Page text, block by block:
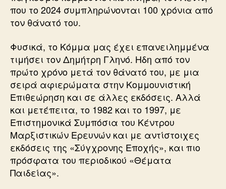
που το 2024 συμπληρώνονται 100 χρόνια από
τον θάνατό του.
Φυσικά, το Κόμμα μας έχει επανειλημμένα
τιμήσει τον Δημήτρη Γληνό. Ηδη από τον
πρώτο χρόνο μετά τον θάνατό του, με μια
σειρά αφιερώματα στην Κομμουνιστική
Επιθεώρηση και σε άλλες εκδόσεις. Αλλά
και μετέπειτα, το 1982 και το 1997, με
Επιστημονικά Συμπόσια του Κέντρου
Μαρξιστικών Ερευνών και με αντίστοιχες
εκδόσεις της «Σύγχρονης Εποχής», και πιο
πρόσφατα του περιοδικού «Θέματα
Παιδείας».